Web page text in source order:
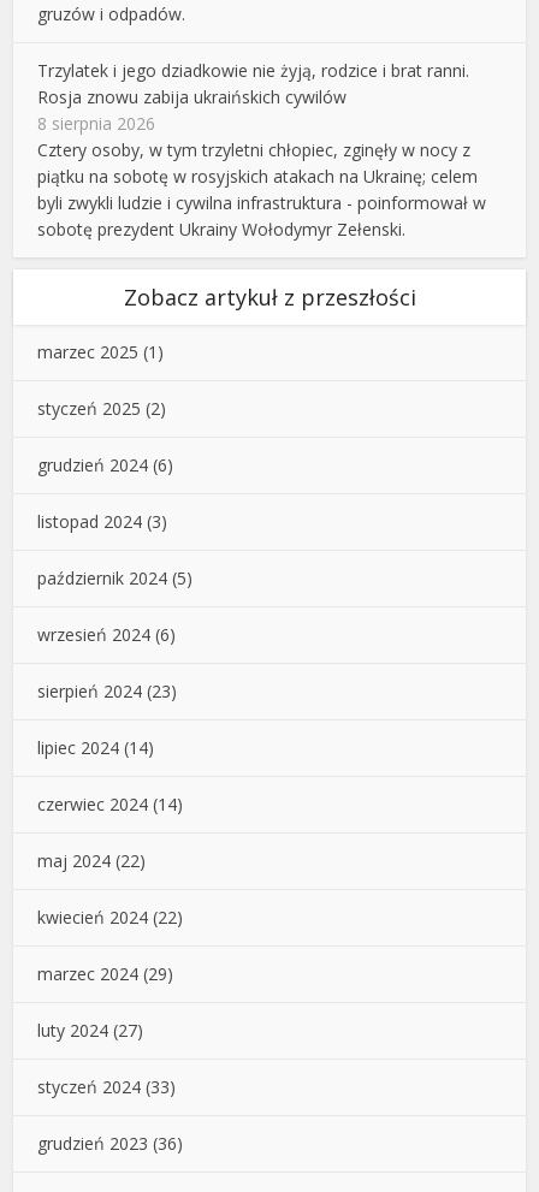
gruzów i odpadów.
Trzylatek i jego dziadkowie nie żyją, rodzice i brat ranni.
Rosja znowu zabija ukraińskich cywilów
8 sierpnia 2026
Cztery osoby, w tym trzyletni chłopiec, zginęły w nocy z
piątku na sobotę w rosyjskich atakach na Ukrainę; celem
byli zwykli ludzie i cywilna infrastruktura - poinformował w
sobotę prezydent Ukrainy Wołodymyr Zełenski.
Zobacz artykuł z przeszłości
marzec 2025 (1)
styczeń 2025 (2)
grudzień 2024 (6)
listopad 2024 (3)
październik 2024 (5)
wrzesień 2024 (6)
sierpień 2024 (23)
lipiec 2024 (14)
czerwiec 2024 (14)
maj 2024 (22)
kwiecień 2024 (22)
marzec 2024 (29)
luty 2024 (27)
styczeń 2024 (33)
grudzień 2023 (36)